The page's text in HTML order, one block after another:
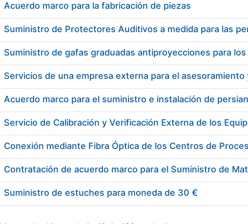
Mostrar/Ocultar
Acuerdo marco para la fabricación de piezas
Acuerdo marco para el suministro e instalación de
Suministro de estuches para moneda de 30 €